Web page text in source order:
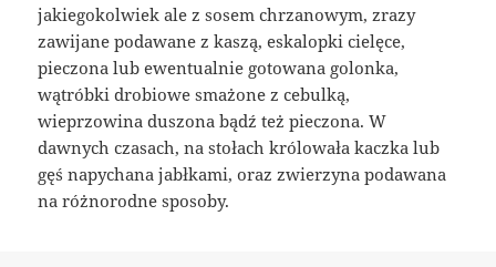
jakiegokolwiek ale z sosem chrzanowym, zrazy
zawijane podawane z kaszą, eskalopki cielęce,
pieczona lub ewentualnie gotowana golonka,
wątróbki drobiowe smażone z cebulką,
wieprzowina duszona bądź też pieczona. W
dawnych czasach, na stołach królowała kaczka lub
gęś napychana jabłkami, oraz zwierzyna podawana
na różnorodne sposoby.